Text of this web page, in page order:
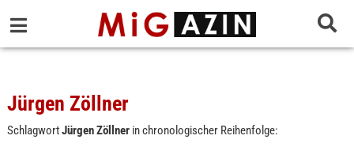
Jürgen Zöllner
SchlagwortJürgen Zöllnerin chronologischer Reihenfolge: